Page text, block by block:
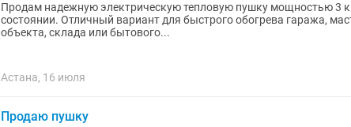
Продам надежную электрическую тепловую пушку мощностью 3
состоянии. Отличный вариант для быстрого обогрева гаража,
объекта, склада или бытового...
Астана, 16 июля
Продаю пушку